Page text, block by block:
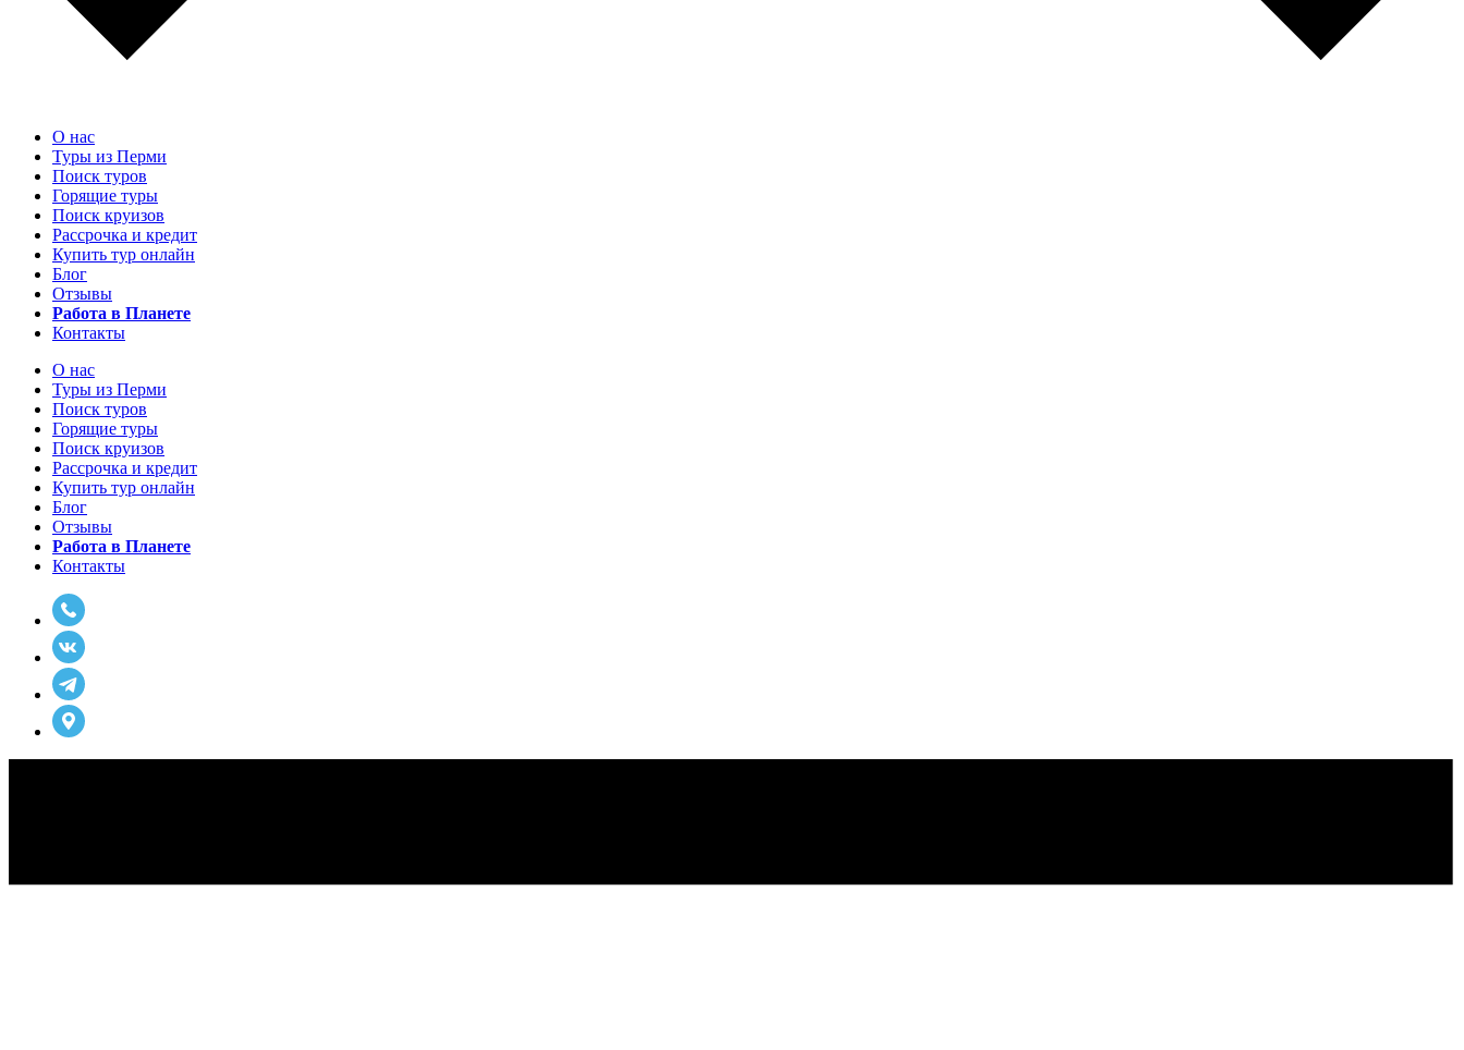
О нас
Туры из Перми
Поиск туров
Горящие туры
Поиск круизов
Рассрочка и кредит
Купить тур онлайн
Блог
Отзывы
Работа в Планете
Контакты
О нас
Туры из Перми
Поиск туров
Горящие туры
Поиск круизов
Рассрочка и кредит
Купить тур онлайн
Блог
Отзывы
Работа в Планете
Контакты